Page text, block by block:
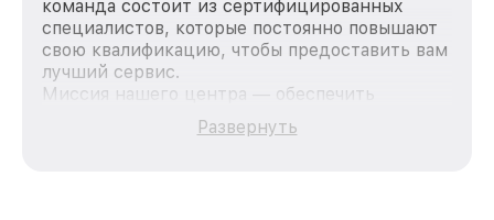
команда состоит из сертифицированных
специалистов, которые постоянно повышают
свою квалификацию, чтобы предоставить вам
лучший сервис.
Миссия нашего центра — обеспечить
качественный и доступный ремонт для
каждого пользователя продукции Miele, вне
Развернуть